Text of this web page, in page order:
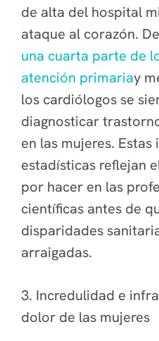
de alta del hospital
ataque al corazón.
una cuarta parte de
atención primariay
los cardiólogos se
diagnosticar
en las mujeres.
estadísticas reflejan
por hacer en las
científicas antes de
disparidades
arraigadas.
3. Incredulidad e
dolor de las mujeres